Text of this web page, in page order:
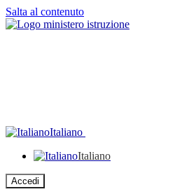
Salta al contenuto
Italiano
Italiano
Accedi